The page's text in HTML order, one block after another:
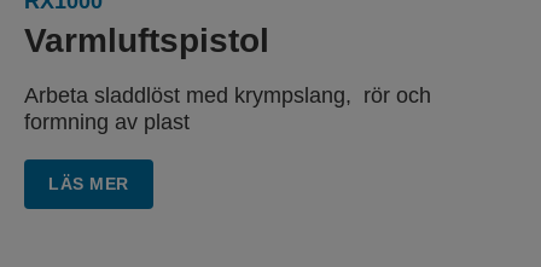
Varmluftspistol
Arbeta sladdlöst med krympslang, rör och
formning av plast
LÄS MER